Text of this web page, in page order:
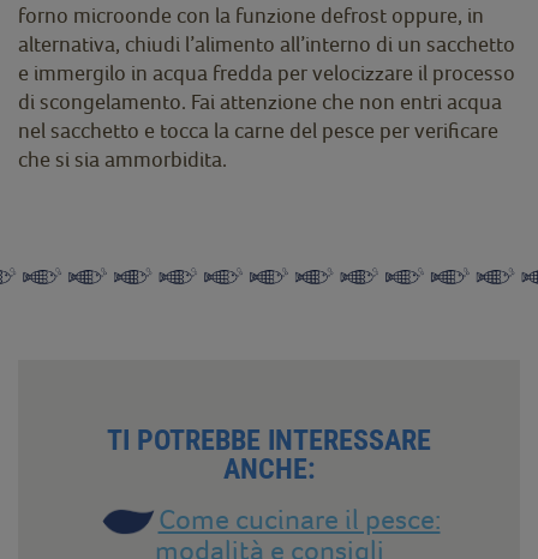
forno microonde con la funzione defrost oppure, in
alternativa, chiudi l’alimento all’interno di un sacchetto
e immergilo in acqua fredda per velocizzare il processo
di scongelamento. Fai attenzione che non entri acqua
nel sacchetto e tocca la carne del pesce per verificare
che si sia ammorbidita.
TI POTREBBE INTERESSARE
ANCHE:
Come cucinare il pesce:
modalità e consigli